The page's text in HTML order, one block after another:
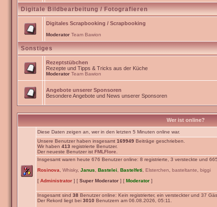
Digitale Bildbearbeitung / Fotografieren
Digitales Scrapbooking / Scrapbooking
Moderator Team Bawion
Sonstiges
Rezeptstübchen
Rezepte und Tipps & Tricks aus der Küche
Moderator Team Bawion
Angebote unserer Sponsoren
Besondere Angebote und News unserer Sponsoren
Wer ist online?
Diese Daten zeigen an, wer in den letzten 5 Minuten online war.
Unsere Benutzer haben insgesamt 169949 Beiträge geschrieben.
Wir haben 413 registrierte Benutzer.
Der neueste Benutzer ist FMLFlore
Insgesamt waren heute 676 Benutzer online: 8 registrierte, 3 versteckte und
Rosinova
Whisky, Janus Bastelei Bastelfeti Elsterchen basteltante
biggi
[ Administrator ] [ Super Moderator ] [ Moderator ]
Insgesamt sind 38 Benutzer online: Kein registrierter, ein versteckter und 37
Der Rekord liegt bei 3010 Benutzern am 06.08.2026, 05:11.